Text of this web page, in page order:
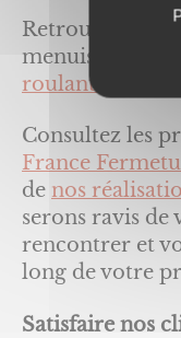
Retrouver les
menuiseries sur
roulants
Consultez les
France
de nos
serons ravis de
rencontrer et
long de votre
Satisfaire nos